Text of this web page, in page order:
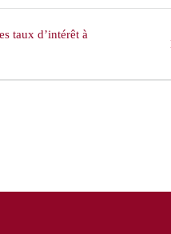
taux d’intérêt à